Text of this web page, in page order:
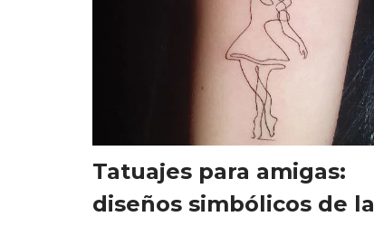
Tatuajes para amigas:
diseños simbólicos de la